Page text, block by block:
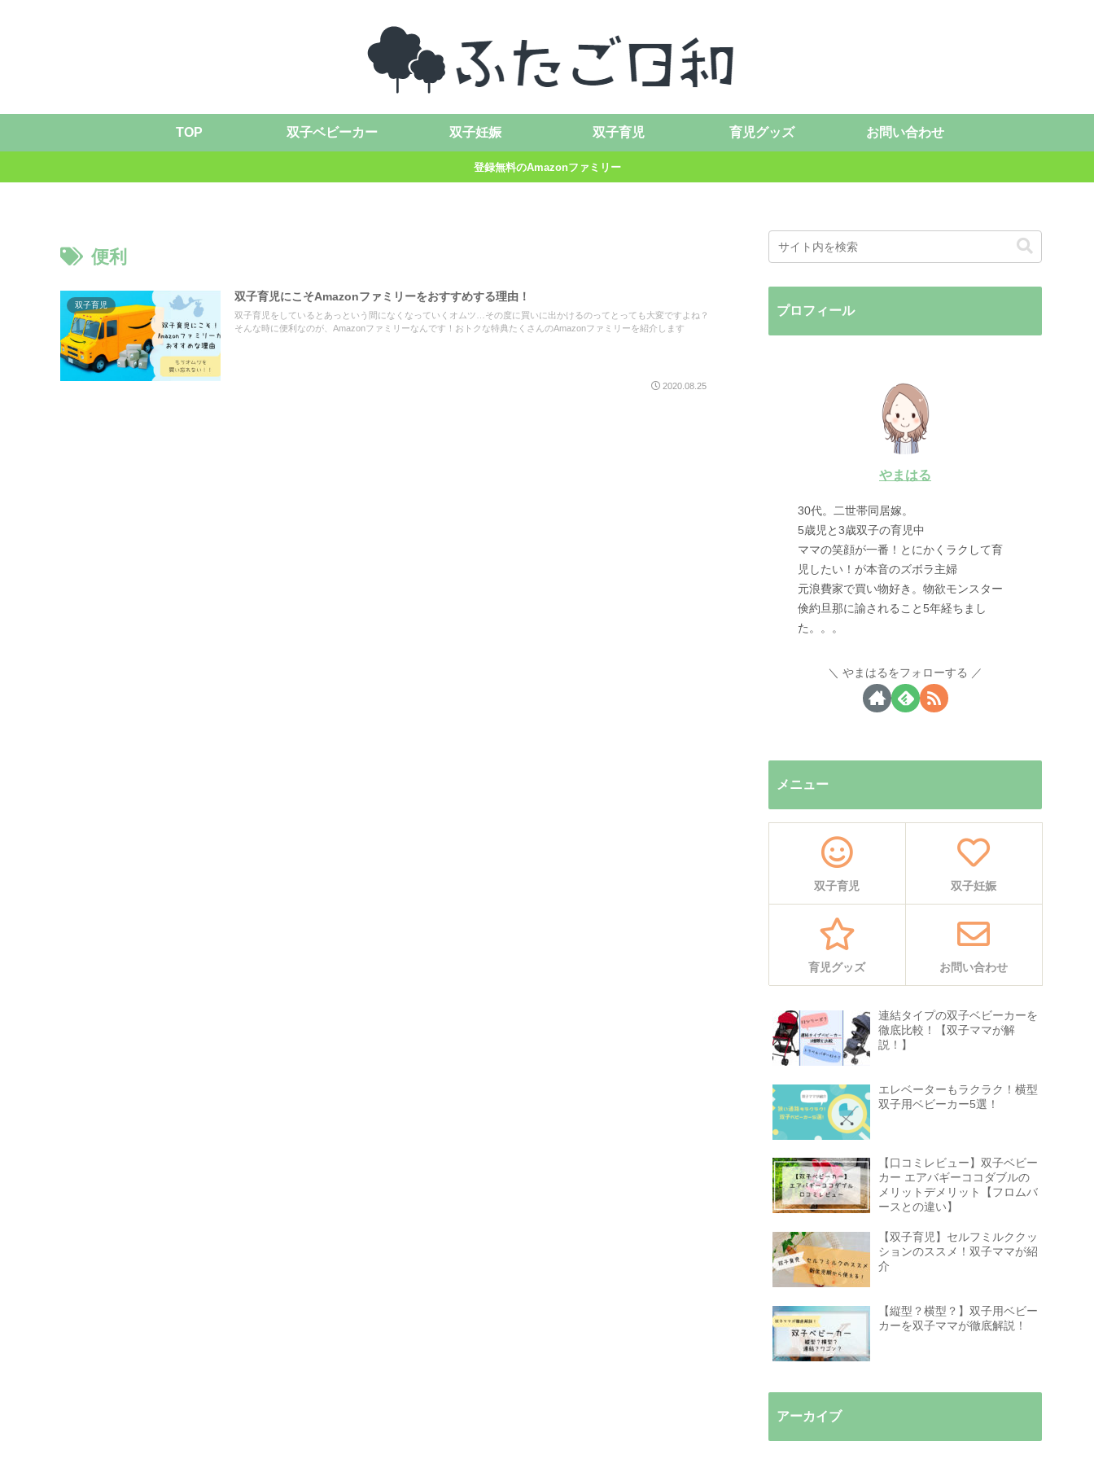
TOP 双子ベビーカー 双子妊娠 双子育児 育児グッズ お問い合わせ
登録無料のAmazonファミリー
便利
双子育児
双子育児にこそAmazonファミリーをおすすめする理由！
双子育児をしているとあっという間になくなっていくオムツ…その度に買いに出かけるのってとっても大変ですよね？
そんな時に便利なのが、Amazonファミリーなんです！おトクな特典たくさんのAmazonファミリーを紹介します
2020.08.25
プロフィール
やまはる
30代。二世帯同居嫁。
5歳児と3歳双子の育児中
ママの笑顔が一番！とにかくラクして育
児したい！が本音のズボラ主婦
元浪費家で買い物好き。物欲モンスター
倹約旦那に諭されること5年経ちまし
た。。。
やまはるをフォローする
メニュー
双子育児 双子妊娠
育児グッズ お問い合わせ
連結タイプの双子ベビーカーを
徹底比較！【双子ママが解
説！】
エレベーターもラクラク！横型
双子用ベビーカー5選！
【口コミレビュー】双子ベビー
カー エアバギーココダブルの
メリットデメリット【フロムバ
ースとの違い】
【双子育児】セルフミルククッ
ションのススメ！双子ママが紹
介
【縦型？横型？】双子用ベビー
カーを双子ママが徹底解説！
アーカイブ